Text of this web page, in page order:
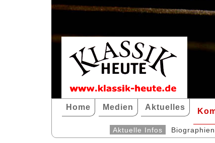
Home Medien Aktuelles
Aktuelle Infos Biographien